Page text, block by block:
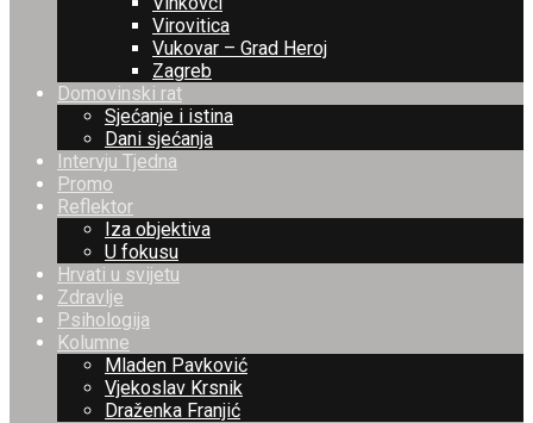
Virovitica
Vukovar – Grad Heroj
Zagreb
Domovinski rat
Sjećanje i istina
Dani sjećanja
Intervju Tjedna
Promo
Reflektor
Iza objektiva
U fokusu
Hrvati u svijetu
Zdravlje
Psihologija
Kolumne
Mladen Pavković
Vjekoslav Krsnik
Draženka Franjić